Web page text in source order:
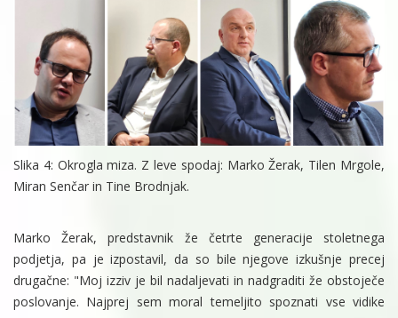
Slika 4: Okrogla miza. Z leve spodaj: Marko Žerak, Tilen Mrgole,
Miran Senčar in Tine Brodnjak.
Marko Žerak, predstavnik že četrte generacije stoletnega
podjetja, pa je izpostavil, da so bile njegove izkušnje precej
drugačne: "Moj izziv je bil nadaljevati in nadgraditi že obstoječe
poslovanje. Najprej sem moral temeljito spoznati vse vidike